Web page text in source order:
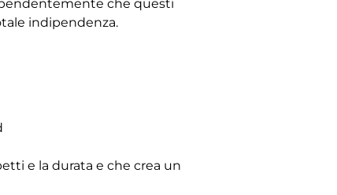
che questi
indipendenza.
e la durata e che crea un